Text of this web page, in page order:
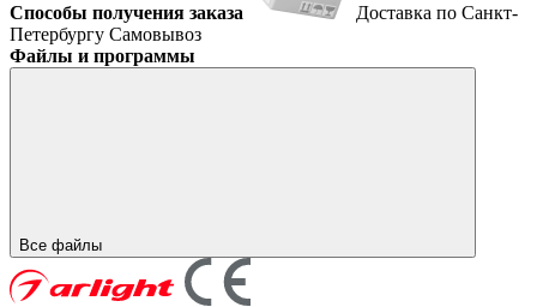
Способы получения заказа
Доставка по Санкт-
Петербургу Самовывоз
Файлы и программы
Все файлы